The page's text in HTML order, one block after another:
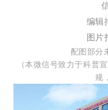
编辑
图片
配图部分
（本微信号致力于科普
规